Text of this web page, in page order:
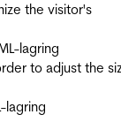
the visitor's
lagring
to adjust the
lagring